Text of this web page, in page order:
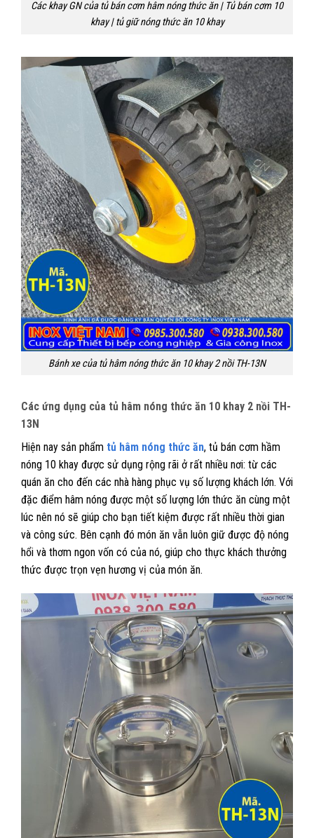
Các khay GN của tủ bán cơm hâm nóng thức ăn | Tủ bán cơm 10
khay | tủ giữ nóng thức ăn 10 khay
Bánh xe của tủ hâm nóng thức ăn 10 khay 2 nồi TH-13N
Các ứng dụng của tủ hâm nóng thức ăn 10 khay 2 nồi TH-
13N
Hiện nay sản phẩm tủ hâm nóng thức ăn, tủ bán cơm hầm
nóng 10 khay được sử dụng rộng rãi ở rất nhiều nơi: từ các
quán ăn cho đến các nhà hàng phục vụ số lượng khách lớn. Với
đặc điểm hâm nóng được một số lượng lớn thức ăn cùng một
lúc nên nó sẽ giúp cho bạn tiết kiệm được rất nhiều thời gian
và công sức. Bên cạnh đó món ăn vẫn luôn giữ được độ nóng
hổi và thơm ngon vốn có của nó, giúp cho thực khách thưởng
thức được trọn vẹn hương vị của món ăn.